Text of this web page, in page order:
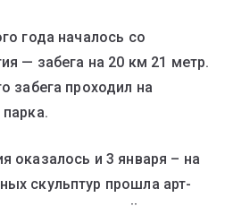
года началось со
— забега на 20 км 21 метр.
забега проходил на
оказалось и 3 января – на
скульптур прошла арт-